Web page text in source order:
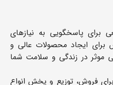
برای پاسخگویی به نیازهای
ایجاد محصولات عالی و
موثر در زندگی و سلامت شما
فروش، توزیع و پخش انواع